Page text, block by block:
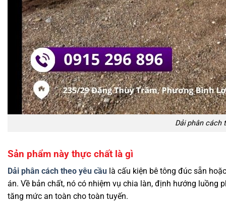
Dải phân cách
Sản phẩm này thực chất là gì
Dải phân cách theo yêu cầu là cấu kiện bê tông đúc sẵn
án. Về bản chất, nó có nhiệm vụ chia làn, định hướng luồng
tăng mức an toàn cho toàn tuyến.